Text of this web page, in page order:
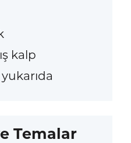
kalp
Temalar